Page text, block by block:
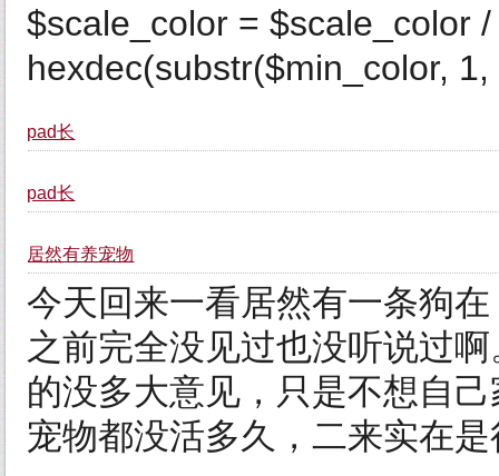
$scale_color = $scale_color
hexdec(substr($min_color,
pad长
pad长
居然有养宠物
今天回来一看居然有一条狗
之前完全没见过也没听说过
的没多大意见，只是不想自
宠物都没活多久，二来实在